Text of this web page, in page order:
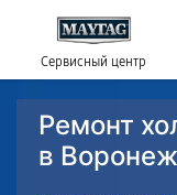
Сервисный центр
Ремонт
в